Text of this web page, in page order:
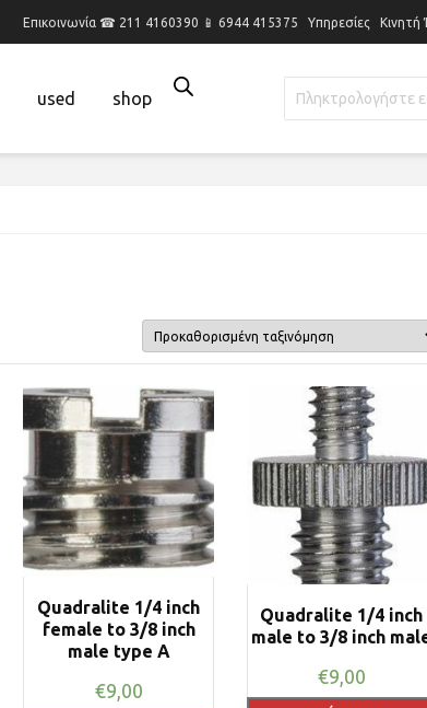
Επικοινωνία ☎ 211 4160390 📱 6944 415375 Υπηρεσίες Κινητή
used shop
Quadralite 1/4 inch
female to 3/8 inch
male type A
€9,00
Quadralite 1/4 inch
male to 3/8 inch
€9,00